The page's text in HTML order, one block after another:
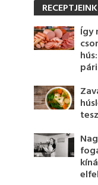
RECEPTJEINK
Így